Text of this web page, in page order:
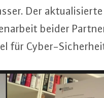
Der
beider
für Cy­ber-